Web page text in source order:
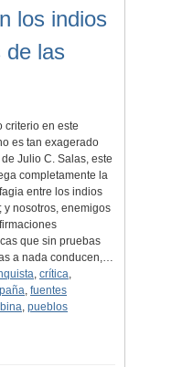
los indios
de las
criterio en este
es tan exagerado
Julio C. Salas, este
completamente la
entre los indios
y nosotros, enemigos
que sin pruebas
a nada conducen,…
, crítica,
, fuentes
, pueblos